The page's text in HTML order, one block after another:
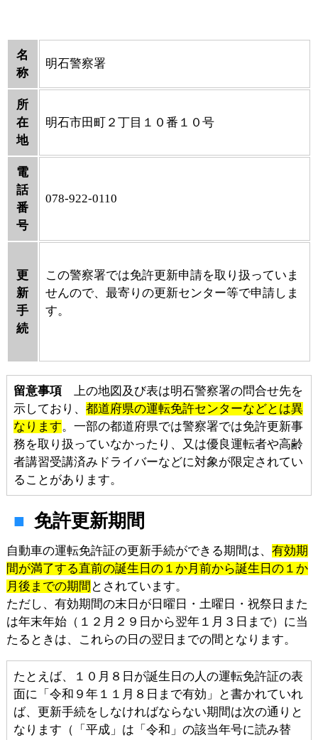
名
称
明石警察署
所
在
地
明石市田町２丁目１０番１０号
電
話
番
号
078-922-0110
更
新
手
続
この警察署では免許更新申請を取り扱っていま
せんので、最寄りの更新センター等で申請しま
す。
留意事項上の地図及び表は明石警察署の問合せ先を
示しており、 都道府県の運転免許センターなどとは異
なります。一部の都道府県では警察署では免許更新事
務を取り扱っていなかったり、又は優良運転者や高齢
者講習受講済みドライバーなどに対象が限定されてい
ることがあります。
免許更新期間
自動車の運転免許証の更新手続ができる期間は、 有効期
間が満了する直前の誕生日の１か月前から誕生日の１か
月後までの期間 とされています。
ただし、有効期間の末日が日曜日・土曜日・祝祭日また
は年末年始（１２月２９日から翌年１月３日まで）に当
たるときは、これらの日の翌日までの間となります。
たとえば、１０月８日が誕生日の人の運転免許証の表
面に「令和９年１１月８日まで有効」と書かれていれ
ば、更新手続をしなければならない期間は次の通りと
なります（「平成」は「令和」の該当年号に読み替